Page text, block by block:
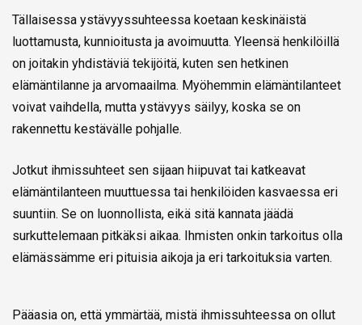
Tällaisessa ystävyyssuhteessa koetaan keskinäistä
luottamusta, kunnioitusta ja avoimuutta. Yleensä henkilöillä
on joitakin yhdistäviä tekijöitä, kuten sen hetkinen
elämäntilanne ja arvomaailma. Myöhemmin elämäntilanteet
voivat vaihdella, mutta ystävyys säilyy, koska se on
rakennettu kestävälle pohjalle.
Jotkut ihmissuhteet sen sijaan hiipuvat tai katkeavat
elämäntilanteen muuttuessa tai henkilöiden kasvaessa eri
suuntiin. Se on luonnollista, eikä sitä kannata jäädä
surkuttelemaan pitkäksi aikaa. Ihmisten onkin tarkoitus olla
elämässämme eri pituisia aikoja ja eri tarkoituksia varten.
Pääasia on, että ymmärtää, mistä ihmissuhteessa on ollut